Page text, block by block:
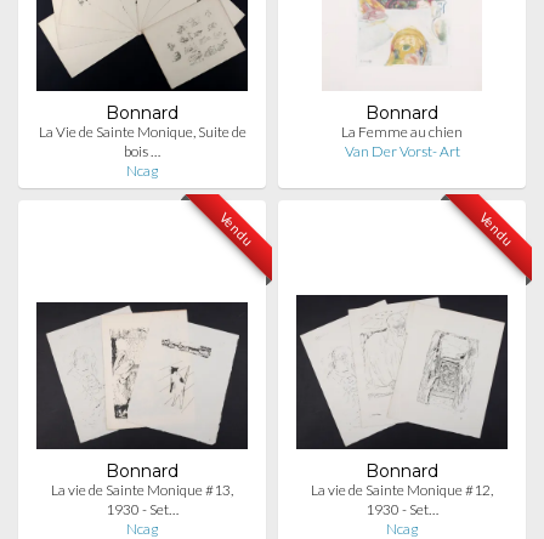
Bonnard
La Vie de Sainte Monique, Suite de
bois …
Ncag
Bonnard
La Femme au chien
Van Der Vorst- Art
Vendu
Bonnard
La vie de Sainte Monique #13,
1930 - Set…
Ncag
Vendu
Bonnard
La vie de Sainte Monique #12,
1930 - Set…
Ncag